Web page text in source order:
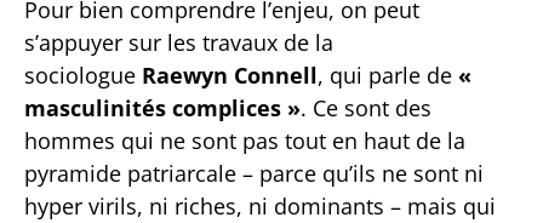
Pour bien comprendre l’enjeu, on peut
s’appuyer sur les travaux de la
sociologue Raewyn Connell, qui parle de «
masculinités complices ». Ce sont des
hommes qui ne sont pas tout en haut de la
pyramide patriarcale – parce qu’ils ne sont ni
hyper virils, ni riches, ni dominants – mais qui